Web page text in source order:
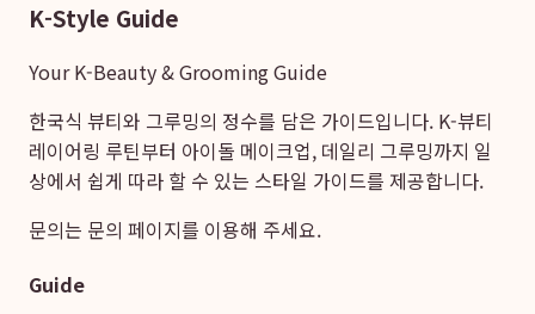
K-Style Guide
Your K-Beauty & Grooming Guide
한국식 뷰티와 그루밍의 정수를 담은 가이드입니다. K-뷰티
레이어링 루틴부터 아이돌 메이크업, 데일리 그루밍까지 일
상에서 쉽게 따라 할 수 있는 스타일 가이드를 제공합니다.
문의는 문의 페이지를 이용해 주세요.
Guide